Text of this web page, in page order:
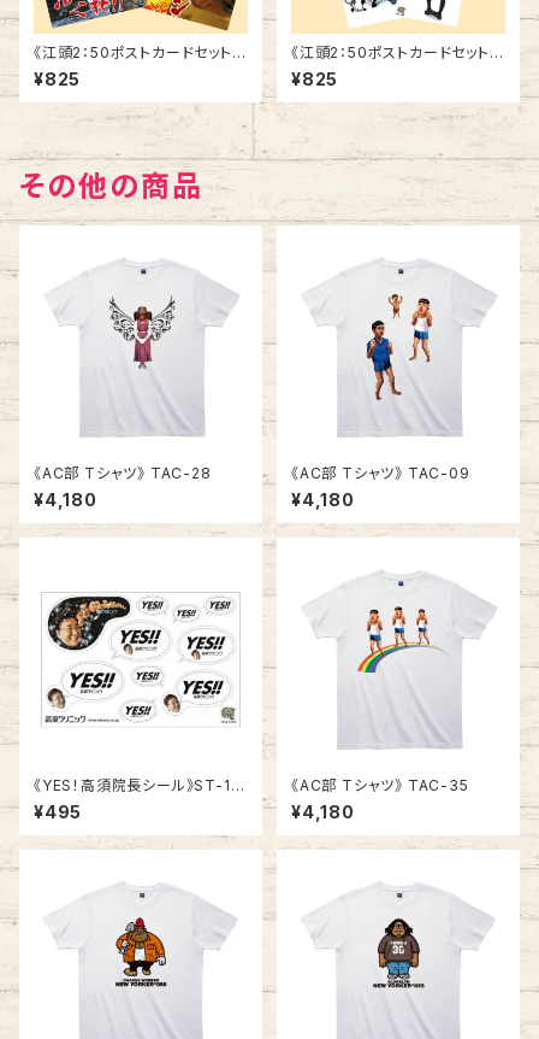
《江頭2：50ポストカードセット》
SCE-V3
¥825
《江頭2：50ポストカードセット》
SCE-V2
¥825
その他の商品
《AC部 Tシャツ》 TAC-28
¥4,180
《AC部 Tシャツ》 TAC-09
¥4,180
《YES！高須院長シール》ST-1
／ 白柄１シート
¥495
《AC部 Tシャツ》 TAC-35
¥4,180